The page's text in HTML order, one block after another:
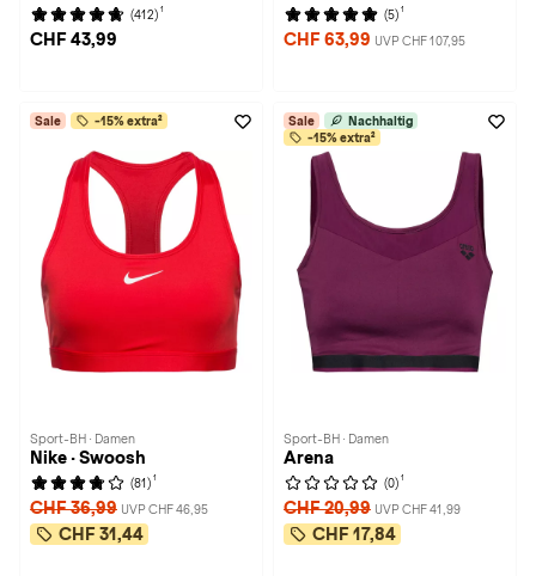
(412) 1
CHF 43,99
(5) 1
CHF 63,99 UVP CHF 107,95
Sale -15% extra²
Sport-BH · Damen
Nike · Swoosh
(81) 1
CHF 36,99 UVP CHF 46,95
CHF 31,44
Sale
Nachhaltig
-15% extra²
Sport-BH · Damen
Arena
(0) 1
CHF 20,99 UVP CHF 41,99
CHF 17,84